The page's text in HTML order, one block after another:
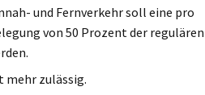
und Fernverkehr soll eine pro
von 50 Prozent der regulären
mehr zulässig.